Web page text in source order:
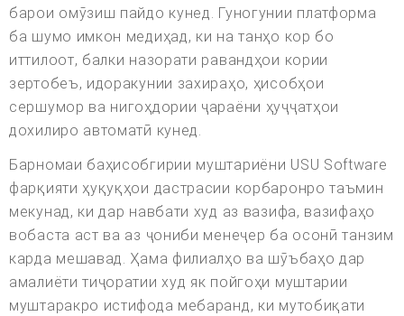
барои омӯзиш пайдо кунед. Гуногунии платформа
ба шумо имкон медиҳад, ки на танҳо кор бо
иттилоот, балки назорати равандҳои кории
зертобеъ, идоракунии захираҳо, ҳисобҳои
сершумор ва нигоҳдории ҷараёни ҳуҷҷатҳои
дохилиро автоматӣ кунед.
Барномаи баҳисобгирии муштариёни USU Software
фарқияти ҳуқуқҳои дастрасии корбаронро таъмин
мекунад, ки дар навбати худ аз вазифа, вазифаҳо
вобаста аст ва аз ҷониби менеҷер ба осонӣ танзим
карда мешавад. Ҳама филиалҳо ва шӯъбаҳо дар
амалиёти тиҷоратии худ як пойгоҳи муштарии
муштаракро истифода мебаранд, ки мутобиқати